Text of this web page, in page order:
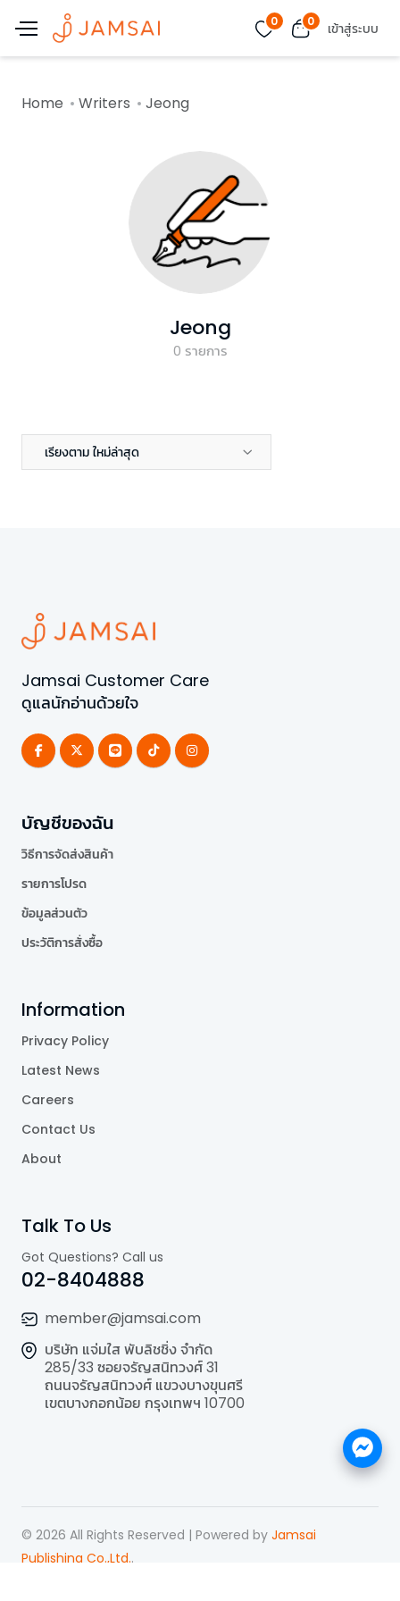
0 0 เข้าสู่ระบบ
Home Writers Jeong
Jeong
0 รายการ
เรียงตาม ใหม่ล่าสุด
Jamsai Customer Care
ดูแลนักอ่านด้วยใจ
บัญชีของฉัน
วิธีการจัดส่งสินค้า
รายการโปรด
ข้อมูลส่วนตัว
ประวัติการสั่งซื้อ
Information
Privacy Policy
Latest News
Careers
Contact Us
About
Talk To Us
Got Questions? Call us
02-8404888
member@jamsai.com
บริษัท แจ่มใส พับลิชชิ่ง จำกัด
285/33 ซอยจรัญสนิทวงศ์ 31
ถนนจรัญสนิทวงศ์ แขวงบางขุนศรี
เขตบางกอกน้อย กรุงเทพฯ 10700
© 2026 All Rights Reserved | Powered by Jamsai
Publishing Co.,Ltd..